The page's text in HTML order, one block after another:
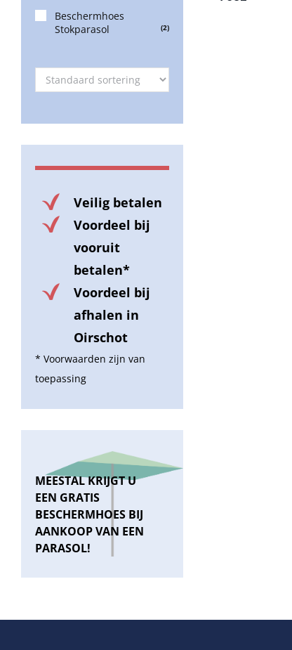
Beschermhoes
Stokparasol
(2)
Veilig betalen
Voordeel bij
vooruit
betalen*
Voordeel bij
afhalen in
Oirschot
* Voorwaarden zijn van
toepassing
MEESTAL KRIJGT U
EEN GRATIS
BESCHERMHOES BIJ
AANKOOP VAN EEN
PARASOL!